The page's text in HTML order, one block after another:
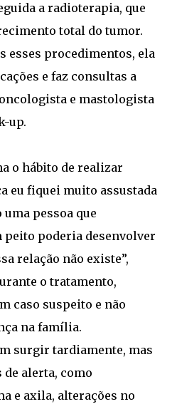
a radioterapia, que
total do tumor.
esses procedimentos, ela
e faz consultas a
e mastologista
up.
o hábito de realizar
eu fiquei muito assustada
uma pessoa que
peito poderia desenvolver
relação não existe”,
o tratamento,
caso suspeito e não
na família.
surgir tardiamente, mas
alerta, como
e axila, alterações no